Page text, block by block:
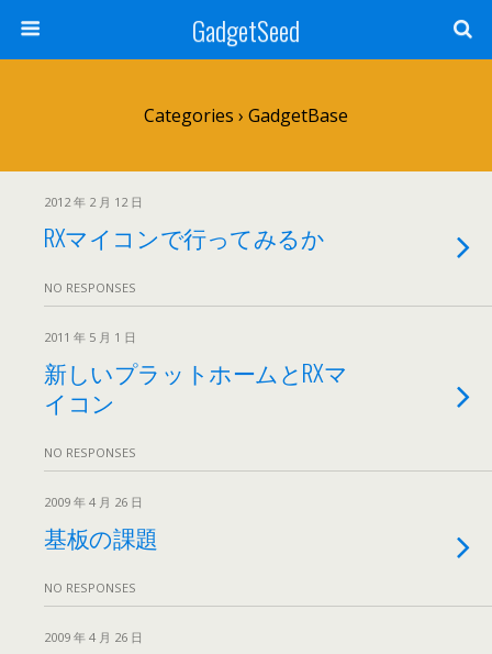
GadgetSeed
Categories › GadgetBase
2012 年 2 月 12 日
RXマイコンで行ってみるか
NO RESPONSES
2011 年 5 月 1 日
新しいプラットホームとRXマ
イコン
NO RESPONSES
2009 年 4 月 26 日
基板の課題
NO RESPONSES
2009 年 4 月 26 日